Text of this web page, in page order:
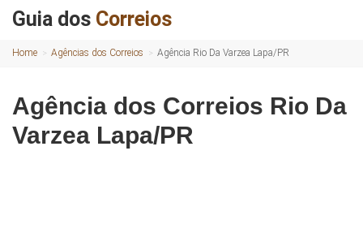
Guia dos Correios
Home Agências dos Correios Agência Rio Da Varzea Lapa/PR
Agência dos Correios Rio Da
Varzea Lapa/PR